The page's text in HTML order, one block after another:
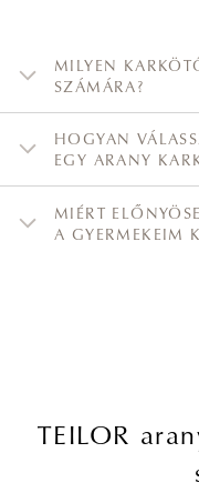
MILYEN
SZÁMÁRA?
HOGYAN
EGY ARANY
MIÉRT
A GYERMEKEIM
TEILOR